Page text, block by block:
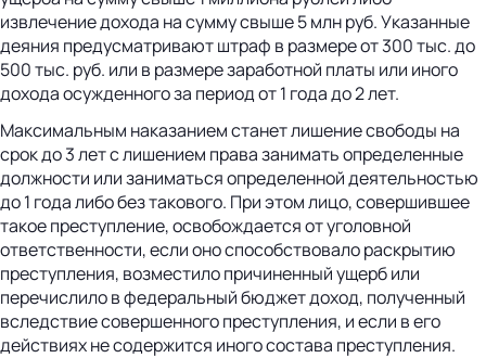
извлечение дохода на сумму свыше 5 млн руб. Указанные
деяния предусматривают штраф в размере от 300 тыс. до
500 тыс. руб. или в размере заработной платы или иного
дохода осужденного за период от 1 года до 2 лет.
Максимальным наказанием станет лишение свободы на
срок до 3 лет с лишением права занимать определенные
должности или заниматься определенной деятельностью
до 1 года либо без такового. При этом лицо, совершившее
такое преступление, освобождается от уголовной
ответственности, если оно способствовало раскрытию
преступления, возместило причиненный ущерб или
перечислило в федеральный бюджет доход, полученный
вследствие совершенного преступления, и если в его
действиях не содержится иного состава преступления.